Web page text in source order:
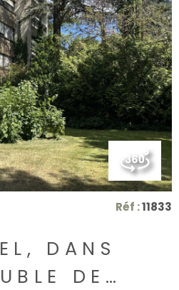
LE BIEN
Réf :11833
DANS
DE